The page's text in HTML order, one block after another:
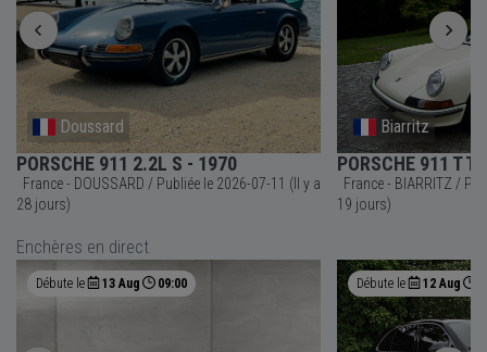
Doussard
PORSCHE 911 2.2L S - 1970
France - DOUSSARD / Publiée le 2026-07-11 (Il y a
28 jours)
Biarritz
PORSCHE 911 T
France - BIARRITZ / Publiée le 2026-07-20 (Il y a
19 jours)
Enchères en direct
Débute le 13 Aug 09:00 Débute le 12 Aug